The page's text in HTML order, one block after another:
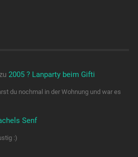
2005 ? Lanparty beim Gifti
du nochmal in der Wohnung und war es
Senf
:)